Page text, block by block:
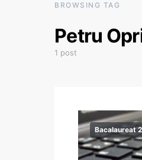
BROWSING TAG
Petru
1 post
Bacalaureat